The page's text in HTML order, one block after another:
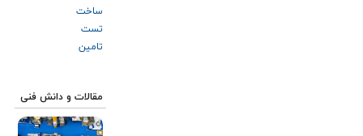
ساخت
تست
تامین
مقالات و دانش فنی